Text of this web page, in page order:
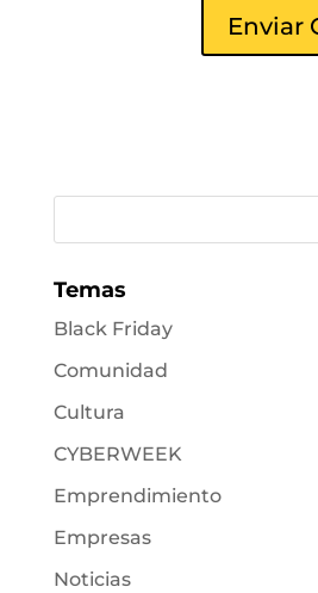
Temas
Black Friday
Comunidad
Cultura
CYBERWEEK
Emprendimiento
Empresas
Noticias